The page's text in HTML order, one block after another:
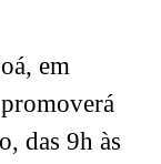
em
das 9h às